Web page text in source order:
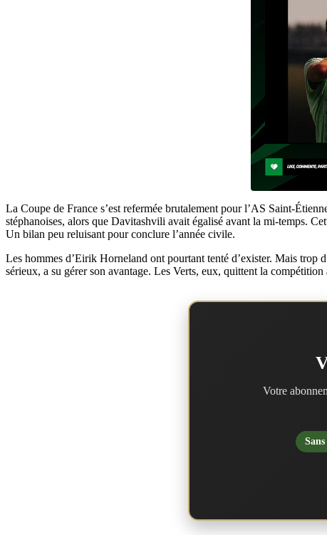
La Coupe de France s’est refermée brutalement pour l’AS Saint-
stéphanoises, alors que Davitashvili avait égalisé avant la mi-temps.
Un bilan peu reluisant pour conclure l’année civile.
Les hommes d’Eirik Horneland ont pourtant tenté d’exister. Mais
sérieux, a su gérer son avantage. Les Verts, eux, quittent la compétition
Votre